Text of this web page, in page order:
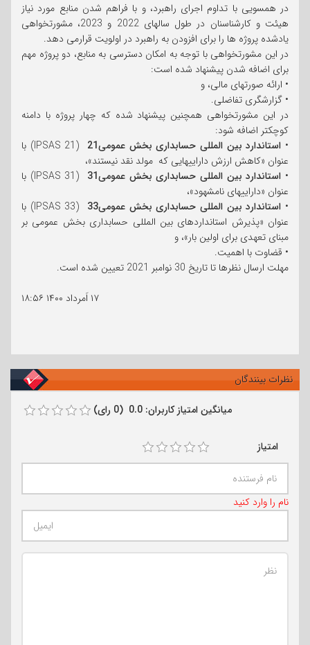
در همسویی با تداوم اجرای راهبرد، و با فراهم شدن منابع مورد نیاز
هیئت و کارشناسنان در طول سالهای 2022 و 2023، مشورتخواهی
یادشده پروژه ها را برای افزودن به راهبرد در اولویت قرارمی دهد.
در این مشورتخواهی با توجه به امکان دسترسی به منابع، دو پروژه مهم
برای اضافه شدن پیشنهاد شده است:
• ارائه صورتهای مالی، و
• گزارشگری تفاضلی.
در این مشورتخواهی همچنین پیشنهاد شده که چهار پروژه با دامنه
کوچکتر اضافه شود:
• استاندارد بین المللی حسابداری بخش عمومی21
(IPSAS 21) با
عنوان «کاهش ارزش داراییهایی که مولد نقد نیستند»،
• استاندارد بین المللی حسابداری بخش عمومی31
(IPSAS 31) با
عنوان «داراییهای نامشهود»،
• استاندارد بین المللی حسابداری بخش عمومی33
(IPSAS 33) با
عنوان «پذیرش استانداردهای بین المللی حسابداری بخش عمومی بر
مبنای تعهدی برای اولین بار»، و
• قضاوت با اهمیت.
مهلت ارسال نظرها تا تاریخ 30 نوامبر 2021 تعیین شده است.
۱۷ اَمرداد ۱۴۰۰
۱۸:۵۶
نظرات بینندگان
میانگین امتیاز کاربران: 0.0 (0 رای)
امتیاز
نام را وارد کنید